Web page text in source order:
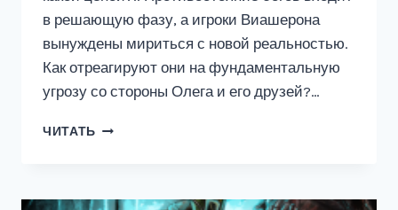
в решающую фазу, а игроки Виашерона
вынуждены мириться с новой реальностью.
Как отреагируют они на фундаментальную
угрозу со стороны Олега и его друзей?…
ЧИТАТЬ ВИАШЕРОН
ТОМ